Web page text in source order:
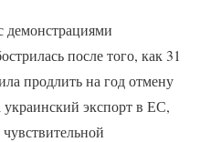
демонстрациями
после того, как 31
продлить на год отмену
экспорт в ЕС,